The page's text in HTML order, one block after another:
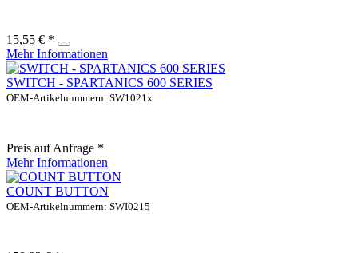
15,55 € *
Mehr Informationen
SWITCH - SPARTANICS 600 SERIES
OEM-Artikelnummern: SW1021x
Preis auf Anfrage *
Mehr Informationen
COUNT BUTTON
OEM-Artikelnummern: SWI0215